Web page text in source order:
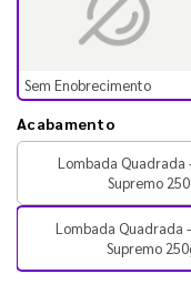
Sem Enobrecimento
Acabamento
Lombada Quadrada
Supremo
Lombada Quadrada
Supremo